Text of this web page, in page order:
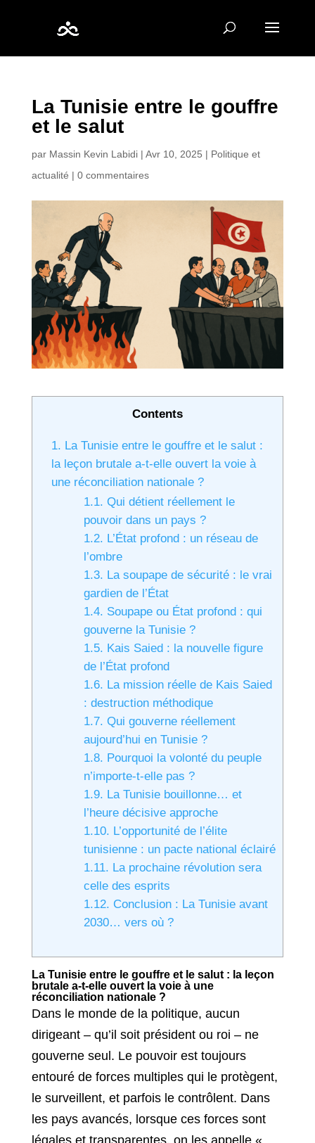
La Tunisie entre le gouffre
et le salut
par Massin Kevin Labidi| Avr 10, 2025 | Politique et
actualité | 0 commentaires
Contents
1. La Tunisie entre le gouffre et le salut :
la leçon brutale a-t-elle ouvert la voie à
une réconciliation nationale ?
1.1. Qui détient réellement le
pouvoir dans un pays ?
1.2. L’État profond : un réseau de
l’ombre
1.3. La soupape de sécurité : le vrai
gardien de l’État
1.4. Soupape ou État profond : qui
gouverne la Tunisie ?
1.5. Kais Saied : la nouvelle figure
de l’État profond
1.6. La mission réelle de Kais Saied
: destruction méthodique
1.7. Qui gouverne réellement
aujourd’hui en Tunisie ?
1.8. Pourquoi la volonté du peuple
n’importe-t-elle pas ?
1.9. La Tunisie bouillonne… et
l’heure décisive approche
1.10. L’opportunité de l’élite
tunisienne : un pacte national éclairé
1.11. La prochaine révolution sera
celle des esprits
1.12. Conclusion : La Tunisie avant
2030… vers où ?
La Tunisie entre le gouffre et le salut : la leçon
brutale a-t-elle ouvert la voie à une
réconciliation nationale ?
Dans le monde de la politique, aucun
dirigeant – qu’il soit président ou roi – ne
gouverne seul. Le pouvoir est toujours
entouré de forces multiples qui le protègent,
le surveillent, et parfois le contrôlent. Dans
les pays avancés, lorsque ces forces sont